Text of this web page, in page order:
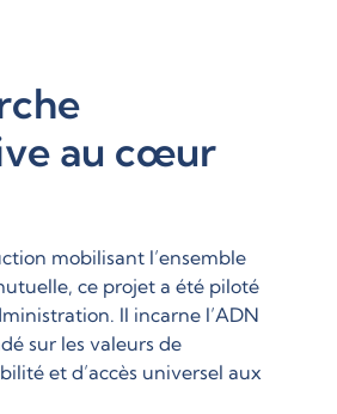
au cœur
mobilisant l’ensemble
ce projet a été piloté
Il incarne l’ADN
sur les valeurs de
et d’accès universel aux